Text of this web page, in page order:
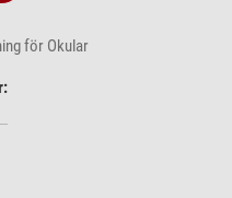
för Okular